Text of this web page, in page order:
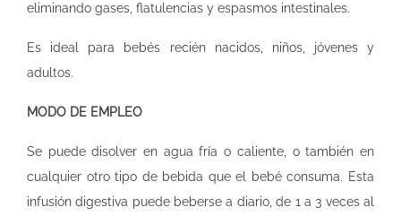
eliminando gases, flatulencias y espasmos intestinales.
Es ideal para bebés recién nacidos, niños, jóvenes y
adultos.
MODO DE EMPLEO
Se puede disolver en agua fría o caliente, o también en
cualquier otro tipo de bebida que el bebé consuma. Esta
infusión digestiva puede beberse a diario, de 1 a 3 veces al